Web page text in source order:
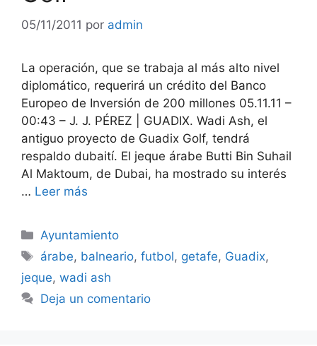
05/11/2011 por admin
La operación, que se trabaja al más alto nivel
diplomático, requerirá un crédito del Banco
Europeo de Inversión de 200 millones 05.11.11 –
00:43 – J. J. PÉREZ | GUADIX. Wadi Ash, el
antiguo proyecto de Guadix Golf, tendrá
respaldo dubaití. El jeque árabe Butti Bin Suhail
Al Maktoum, de Dubai, ha mostrado su interés
… Leer más
Categorías
Ayuntamiento
Etiquetas
árabe, balneario,futbol, getafe, Guadix,
jeque, wadi ash
Deja un comentario